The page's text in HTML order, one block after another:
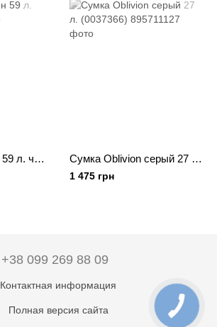
Сумка BL Мюнхен 59 л. черный (00032570) Сумка Oblivion серый 27 л. (0037366)
1 475 грн
+38 099 269 88 09
Контактная информация
Полная версия сайта